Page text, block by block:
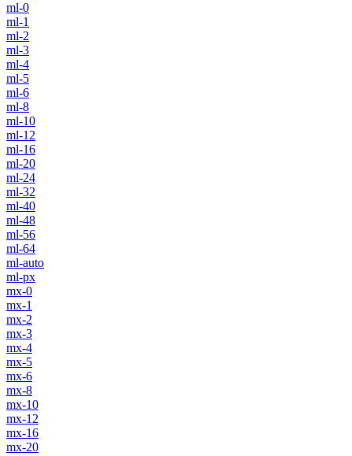
ml-0
ml-1
ml-2
ml-3
ml-4
ml-5
ml-6
ml-8
ml-10
ml-12
ml-16
ml-20
ml-24
ml-32
ml-40
ml-48
ml-56
ml-64
ml-auto
ml-px
mx-0
mx-1
mx-2
mx-3
mx-4
mx-5
mx-6
mx-8
mx-10
mx-12
mx-16
mx-20